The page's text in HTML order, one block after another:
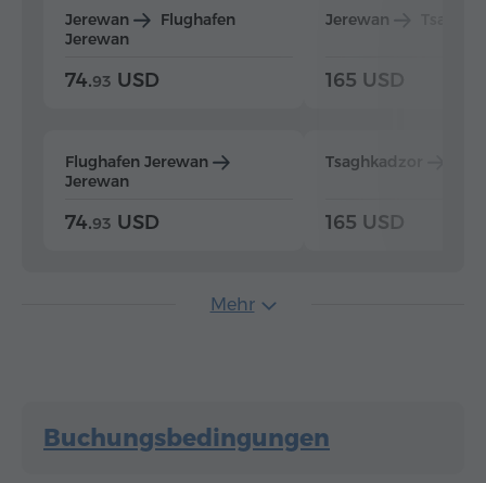
Jerewan
Flughafen
Jerewan
74.93 USD
Flughafen Jerewan
Jerewan
74.93 USD
Jerewan
165 USD
Tsaghkadzor
165 USD
Mehr
Buchungsbedingungen